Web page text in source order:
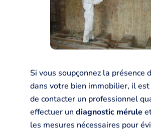
Si vous soupçonnez la présence
dans votre bien immobilier, il
de contacter un professionnel
effectuer un diagnostic mérule
les mesures nécessaires pour